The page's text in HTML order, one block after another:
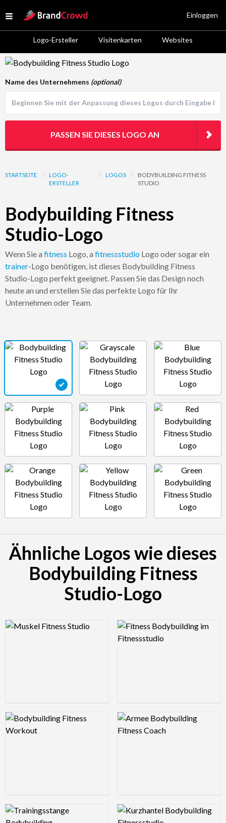
Open menu
Site Logo
Logo-Ersteller Visitenkarten Websites
Einloggen
Logo Template Preview
STARTSEITE // LOGO-
ERSTELLER
// LOGOS //
BODYBUILDING FITNESS
STUDIO
Bodybuilding Fitness
Studio-Logo
Wenn Sie a fitness Logo, a fitnessstudio Logo oder sogar ein
trainer-Logo benötigen, ist dieses Bodybuilding Fitness
Studio-Logo perfekt geeignet. Passen Sie das Design noch
heute an und erstellen Sie das perfekte Logo für Ihr
Unternehmen oder Team.
Name des Unternehmens (optional)
PASSEN SIE DIESES LOGO AN
Ähnliche Logos wie dieses
Bodybuilding Fitness
Studio-Logo
Logo Preview Image Logo Preview Image
Logo Preview Image Logo Preview Image
Logo Preview Image Logo Preview Image